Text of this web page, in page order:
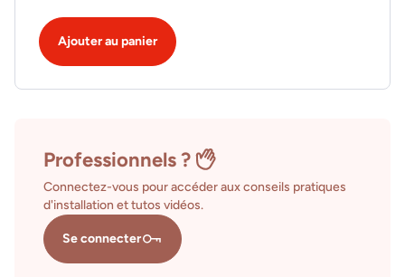
Ajouter au panier
Professionnels ?
Connectez-vous pour accéder aux conseils pratiques
d'installation et tutos vidéos.
Se connecter